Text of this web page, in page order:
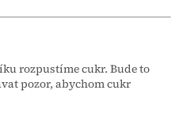
rozpustíme cukr. Bude to
pozor, abychom cukr